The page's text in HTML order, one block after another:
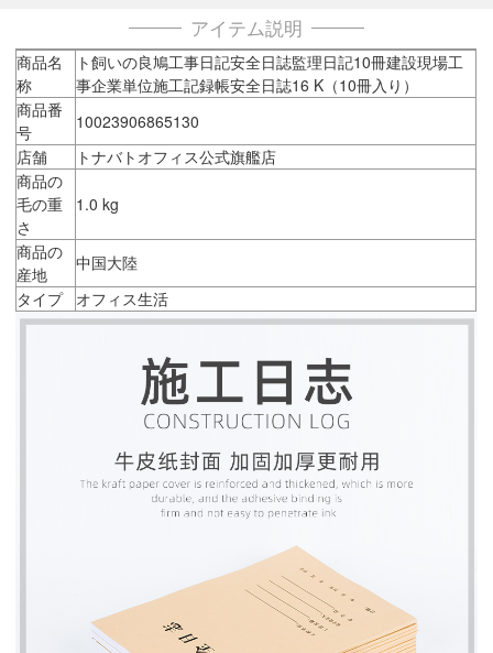
アイテム説明
商品名
称
ト飼いの良鳩工事日記安全日誌監理日記10冊建設現場工
事企業単位施工記録帳安全日誌16 K（10冊入り）
商品番
号
10023906865130
店舗
トナバトオフィス公式旗艦店
商品の
毛の重
さ
1.0 kg
商品の
産地
中国大陸
タイプ
オフィス生活